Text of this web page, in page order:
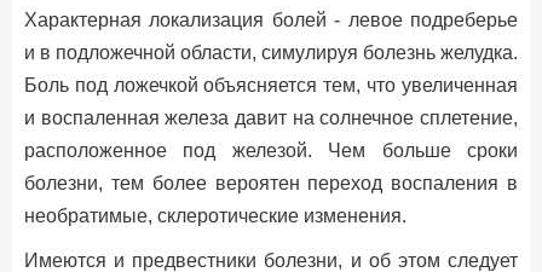
Характерная локализация болей - левое подреберье
и в подложечной области, симулируя болезнь желудка.
Боль под ложечкой объясняется тем, что увеличенная
и воспаленная железа давит на солнечное сплетение,
расположенное под железой. Чем больше сроки
болезни, тем более вероятен переход воспаления в
необратимые, склеротические изменения.
Имеются и предвестники болезни, и об этом следует